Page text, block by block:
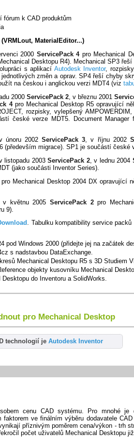
fórum k CAD produktům
MaterialEditor...)
2000 ServicePack 4pro Mechanical
Desktopu R4). Mechanical SP3 řeší
s aplikací Autodesk Inventor,
změn a oprav. SP4 řeší chyby
na českou i anglickou verzi MDT4 (viz
2000 ServicePack 2 , v březnu 2001
4pro Mechanical Desktop R5 opravující
rozpisky, vylepšený AMPOWERDIM,
české verze MDT5. Document Manager
únoru 2002ServicePack 3 , v říjnu 2002
migrace). SP1 je součástí české
v listopadu 2003ServicePack 2, v lednu 2004
(jako součásti Inventor Series).
pro Mechanical Desktop 2004 DX opravující
květnu 2005 ServicePack 2pro
9).
. Tabulku kompatibility service packů
pod Windows 2000 (přidejte jej na začátek
s nadstavbou DataExchange.
Mechanical Desktopu R5 s 3D Studiem
objekty kusovníku Mechanical
do Inventoru a SolidWorks.
pro Mechanical Desktop
technologií je Autodesk Inventor
cenu CAD systému. Pro mnohé je
ve finálním výběru dodavatele
příznivým poměrem cena/výkon - trh
počet uživatelů Mechanical Desktopu